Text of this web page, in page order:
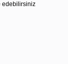
edebilirsiniz